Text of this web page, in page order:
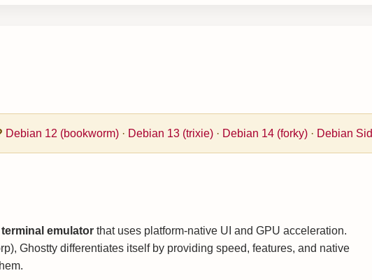
Debian 12 (bookworm) · Debian 13 (trixie) · Debian 14 (forky) · Debian Sid
emulator that uses platform-native UI and GPU acceleration.
Ghostty differentiates itself by providing speed, features, and native